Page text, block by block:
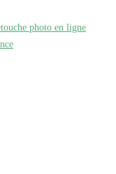
photo en ligne